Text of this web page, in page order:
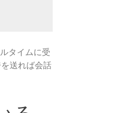
タイムに受
送れば会話